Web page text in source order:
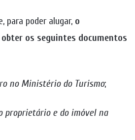
para poder alugar, o
os seguintes documentos
no Ministério do Turismo;
proprietário e do imóvel na